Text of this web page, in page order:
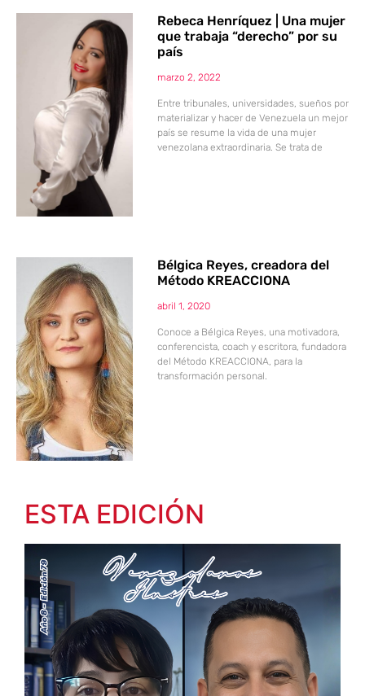
Rebeca Henríquez | Una mujer
que trabaja “derecho” por su
país
marzo 2, 2022
Entre tribunales, universidades, sueños por
materializar y hacer de Venezuela un mejor
país se resume la vida de una mujer
venezolana extraordinaria. Se trata de
Bélgica Reyes, creadora del
Método KREACCIONA
abril 1, 2020
Conoce a Bélgica Reyes, una motivadora,
conferencista, coach y escritora, fundadora
del Método KREACCIONA, para la
transformación personal.
ESTA EDICIÓN